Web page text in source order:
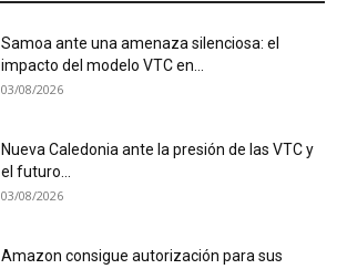
Samoa ante una amenaza silenciosa: el
impacto del modelo VTC en...
03/08/2026
Nueva Caledonia ante la presión de las VTC y
el futuro...
03/08/2026
Amazon consigue autorización para sus